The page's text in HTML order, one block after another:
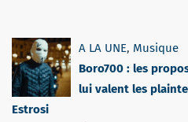
A LA UNE, Musique
Boro700 : les
lui valent les
Estrosi